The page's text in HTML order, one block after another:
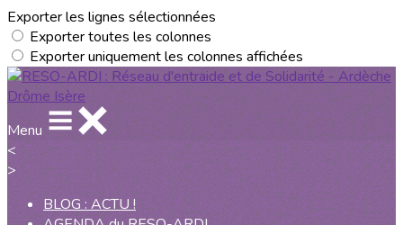
Exporter les lignes sélectionnées
Exporter toutes les colonnes
Exporter uniquement les colonnes affichées
Menu
<
>
BLOG : ACTU !